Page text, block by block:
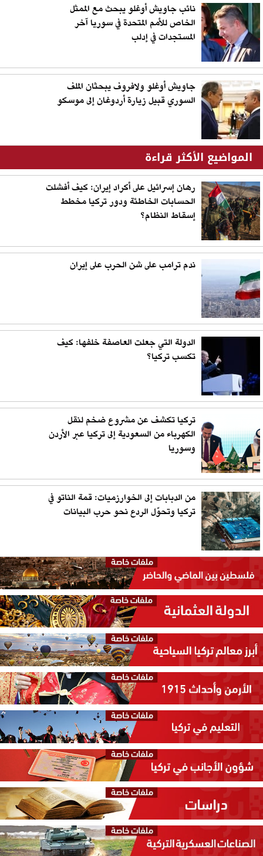
نائب جاويش أوغلو يبحث مع الممثل
الخاص للأمم المتحدة في سوريا آخر
المستجدات في إدلب
جاويش أوغلو ولافروف يبحثان الملف
السوري قبيل زيارة أردوغان إلى موسكو
المواضيع الأكثر قراءة
رهان إسرائيل على أكراد إيران: كيف أفشلت
الحسابات الخاطئة ودور تركيا مخطط
إسقاط النظام؟
ندم ترامب على شن الحرب على إيران
الدولة التي جعلت العاصفة خلفها: كيف
تكسب تركيا؟
تركيا تكشف عن مشروع ضخم لنقل
الكهرباء من السعودية إلى تركيا عبر الأردن
وسوريا
من الدبابات إلى الخوارزميات: قمة الناتو في
تركيا وتحوّل الردع نحو حرب البيانات